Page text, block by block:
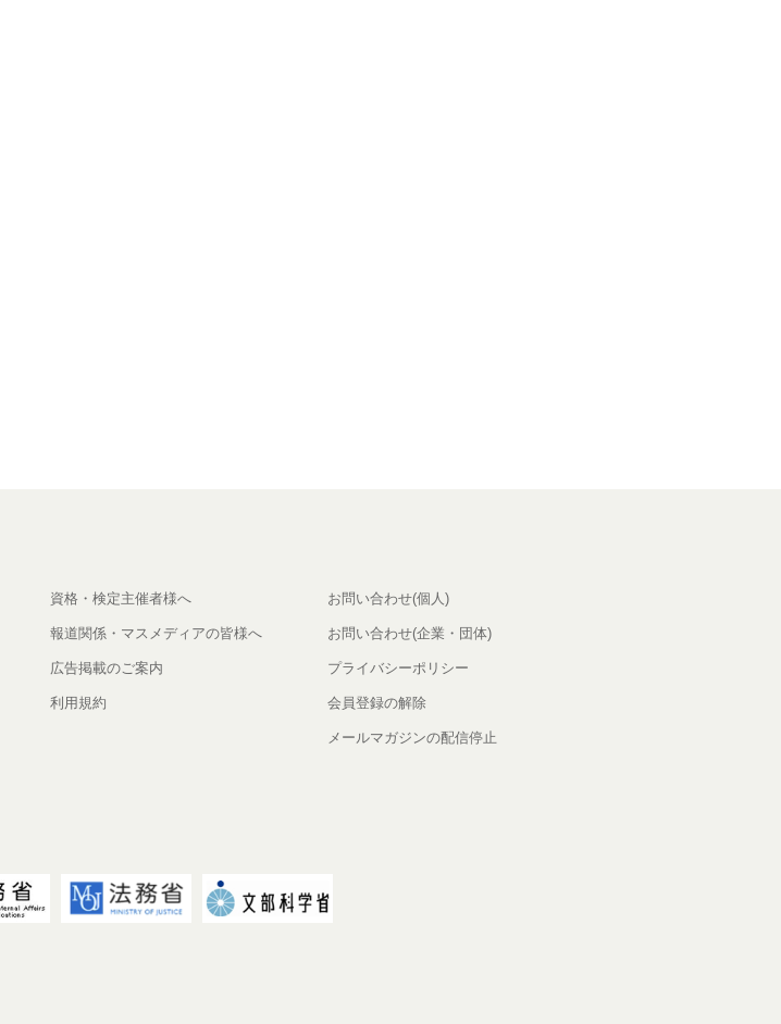
資格・検定主催者様へ
報道関係・マスメディアの皆様へ
広告掲載のご案内
利用規約
お問い合わせ(個人)
お問い合わせ(企業・団体)
プライバシーポリシー
会員登録の解除
メールマガジンの配信停止